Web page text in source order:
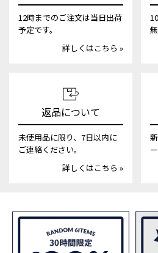
12時までのご注文は当日出荷
予定です。
詳しくはこちら »
返品について
未使用品に限り、7日以内に
ご連絡ください。
詳しくはこちら »